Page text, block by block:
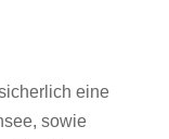
eine
sowie